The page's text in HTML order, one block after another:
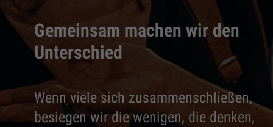
Gemeinsam machen wir den
Unterschied
Wenn viele sich zusammenschließen,
besiegen wir die wenigen, die denken,